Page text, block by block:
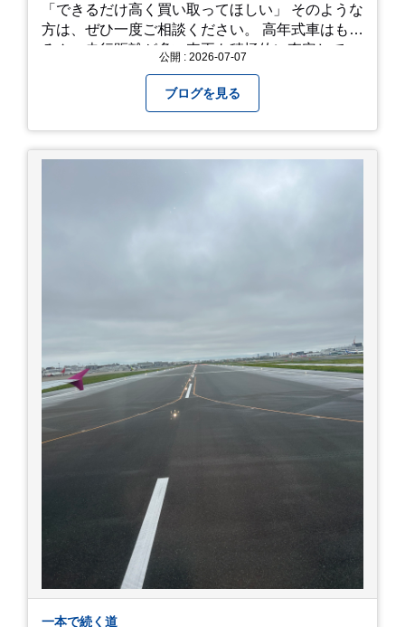
「できるだけ高く買い取ってほしい」 そのような
方は、ぜひ一度ご相談ください。 高年式車はもち
ろん、走行距離が多い車両も積極的に査定してい
ただいており、豊富な販売ネットワークを活かし
た高価買取が可能です。
公開 : 2026-07-07
ブログを見る
一本で続く道